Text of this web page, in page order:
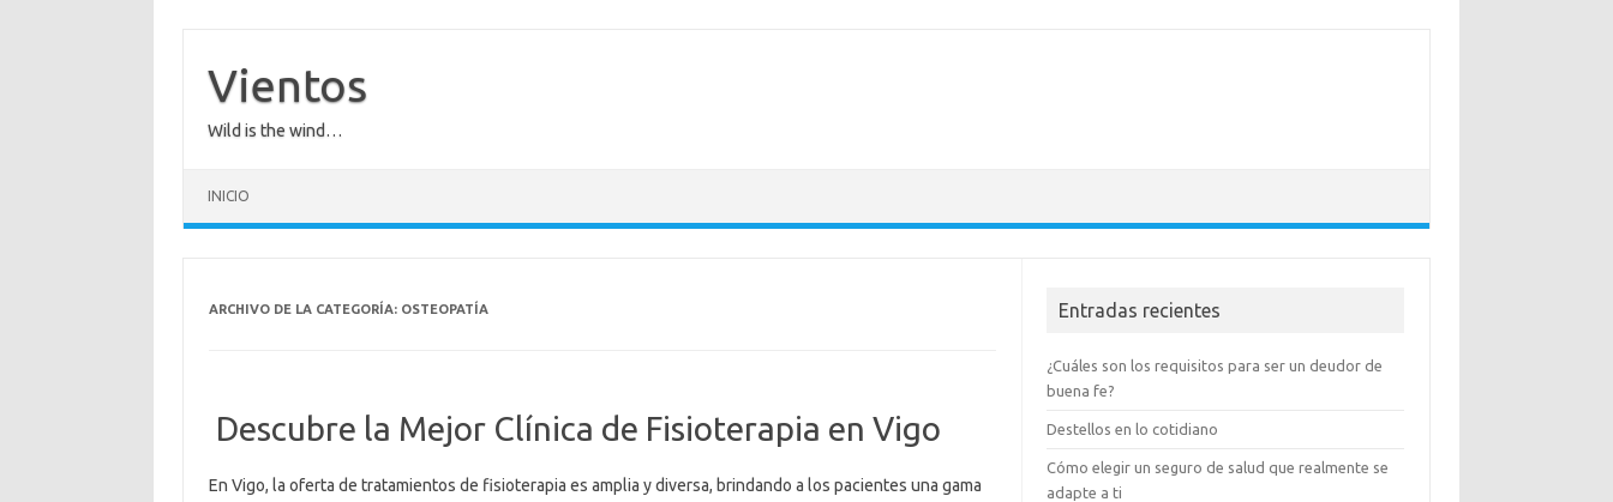
contenido
Vientos
Wild is the wind…
INICIO
ARCHIVO DE LA CATEGORÍA: OSTEOPATÍA
Descubre la Mejor Clínica de Fisioterapia en Vigo
En Vigo, la oferta de tratamientos de fisioterapia es amplia y diversa, brindando a los pacientes una gama
Entradas recientes
¿Cuáles son los requisitos para ser un deudor de
buena fe?
Destellos en lo cotidiano
Cómo elegir un seguro de salud que realmente se
adapte a ti